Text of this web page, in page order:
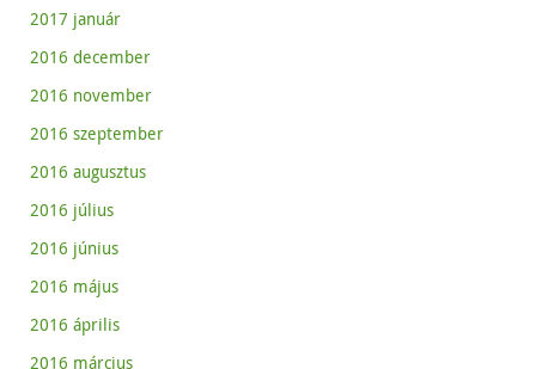
2017 január
2016 december
2016 november
2016 szeptember
2016 augusztus
2016 július
2016 június
2016 május
2016 április
2016 március